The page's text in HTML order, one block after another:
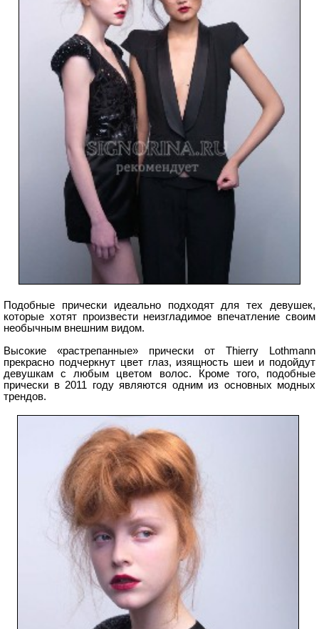
Подобные прически идеально подходят для тех девушек,
которые хотят произвести неизгладимое впечатление своим
необычным внешним видом.
Высокие «растрепанные» прически от Thierry Lothmann
прекрасно подчеркнут цвет глаз, изящность шеи и подойдут
девушкам с любым цветом волос. Кроме того, подобные
прически в 2011 году являются одним из основных модных
трендов.